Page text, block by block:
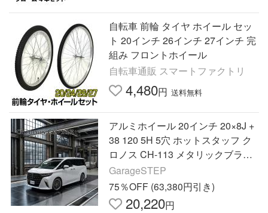
自転車 前輪 タイヤ ホイール セッ
ト 20インチ 26インチ 27インチ 完
組み フロントホイール
自転車通販 スマートファクトリ
4,480円 送料無料
アルミホイール 20インチ 20×8J +
38 120 5H 5穴 ホットスタッフ ク
ロノス CH-113 メタリックブラッ
クポリッシュ トヨタ純正平座ナッ
ト対応
GarageSTEP
75％OFF (63,380円引き)
20,220円